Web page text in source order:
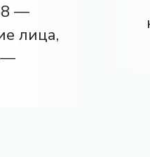
—
лица,
—